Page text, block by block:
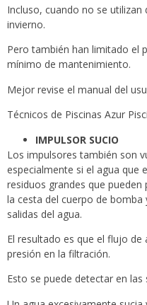
Incluso, cuando no se
invierno.
Pero también han limitado el
mínimo de mantenimiento.
Mejor revise el manual del
Técnicos de Piscinas Azur
IMPULSOR SUCIO
Los impulsores también son
especialmente si el agua que
residuos grandes que
la cesta del cuerpo de
salidas del agua.
El resultado es que el flujo
presión en la filtración.
Esto se puede detectar en las